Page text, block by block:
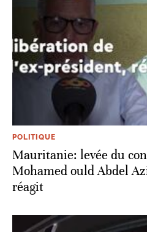
POLITIQUE
Mauritanie: levée du
Mohamed ould Abdel
réagit